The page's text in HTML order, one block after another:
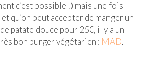
c’est possible !) mais une fois
et qu’on peut accepter de manger un
patate douce pour 25€, il y a un
bon burger végétarien : MAD.